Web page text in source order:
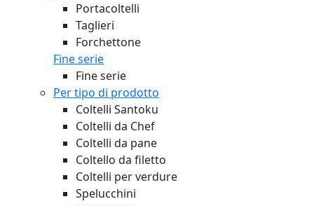
Portacoltelli
Taglieri
Forchettone
Fine serie
Fine serie
Per tipo di prodotto
Coltelli Santoku
Coltelli da Chef
Coltelli da pane
Coltello da filetto
Coltelli per verdure
Spelucchini